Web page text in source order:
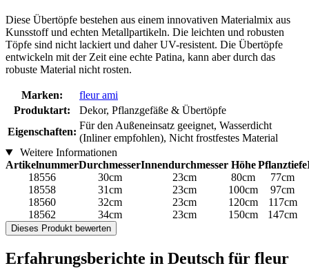
Diese Übertöpfe bestehen aus einem innovativen Materialmix aus
Kunsstoff und echten Metallpartikeln. Die leichten und robusten
Töpfe sind nicht lackiert und daher UV-resistent. Die Übertöpfe
entwickeln mit der Zeit eine echte Patina, kann aber durch das
robuste Material nicht rosten.
Marken:
fleur ami
Produktart:
Dekor, Pflanzgefäße & Übertöpfe
Eigenschaften:
Für den Außeneinsatz geeignet, Wasserdicht
(Inliner empfohlen), Nicht frostfestes Material
Weitere Informationen
ArtikelnummerDurchmesserInnendurchmesser Höhe Pflanztiefe
18556
30cm 23cm 80cm
77cm
18558
31cm 23cm 100cm
97cm
18560
32cm 23cm 120cm
117cm
18562
34cm 23cm 150cm 147cm
Dieses Produkt bewerten
Erfahrungsberichte in Deutsch für fleur